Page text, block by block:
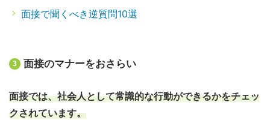
面接で聞くべき逆質問10選
3 面接のマナーをおさらい
面接では、社会人として常識的な行動ができるかをチェッ
クされています。